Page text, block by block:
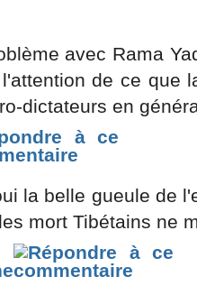
avec Rama
de ce que
dictateurs en
la belle gueule de
mort Tibétains ne